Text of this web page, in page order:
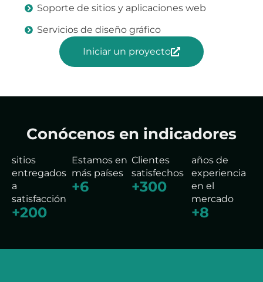
Soporte de sitios y aplicaciones web
Servicios de diseño gráfico
Iniciar un proyecto
Conócenos en indicadores
sitios
entregados
a
satisfacción
+200
Estamos en
más países
+6
Clientes
satisfechos
+300
años de
experiencia
en el
mercado
+8